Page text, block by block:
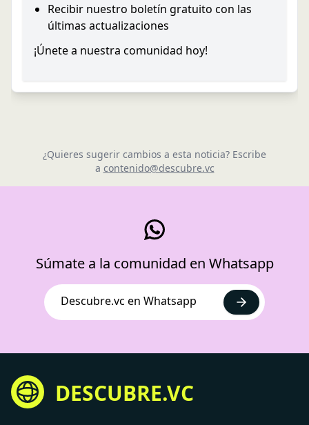
Recibir nuestro boletín gratuito con las
últimas actualizaciones
¡Únete a nuestra comunidad hoy!
¿Quieres sugerir cambios a esta noticia? Escribe
a contenido@descubre.vc
Súmate a la comunidad en Whatsapp
Descubre.vc en Whatsapp
DESCUBRE.VC